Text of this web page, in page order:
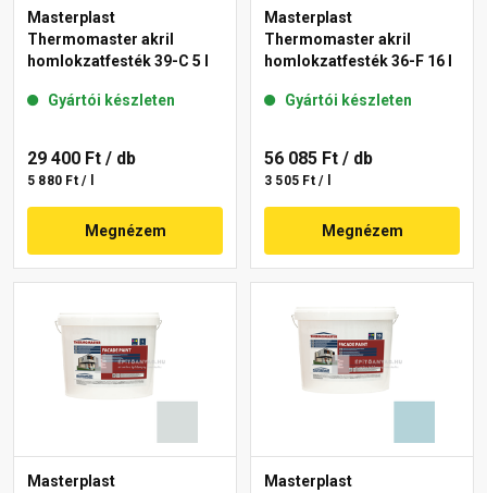
Masterplast
Thermomaster akril
homlokzatfesték 39-C 5 l
Gyártói készleten
29 400 Ft / db
5 880 Ft / l
Megnézem
Masterplast
Thermomaster akril
homlokzatfesték 36-F 16 l
Gyártói készleten
56 085 Ft / db
3 505 Ft / l
Megnézem
Masterplast
Masterplast